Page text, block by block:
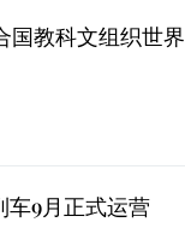
国教科文组织世界
9月正式运营